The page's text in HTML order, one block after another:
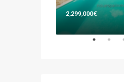
2,299,000€